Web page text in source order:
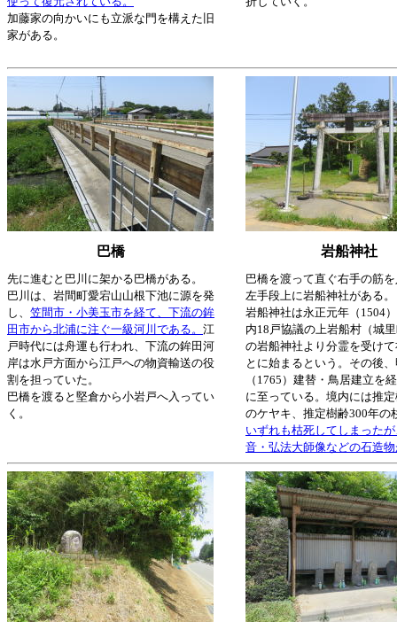
加藤家の向かいにも立派な門を構えた旧
家がある。
巴橋 岩船神社
先に進むと巴川に架かる巴橋がある。
巴川は、岩間町愛宕山山根下池に源を発
し、 笠間市・小美玉市を経て、下流の鉾
田市から北浦に注ぐ一級河川である。 江
戸時代には舟運も行われ、下流の鉾田河
岸は水戸方面から江戸への物資輸送の役
割を担っていた。
巴橋を渡ると堅倉から小岩戸へ入ってい
く。
巴橋を渡って直ぐ右手の筋
左手段上に岩船神社がある。
岩船神社は永正元年（1504
内18戸協議の上岩船村（城
の岩船神社より分霊を受け
とに始まるという。その後
（1765）建替・鳥居建立を
に至っている。境内には推
のケヤキ、推定樹齢300年の
いずれも枯死してしまった
音・弘法大師像などの石造